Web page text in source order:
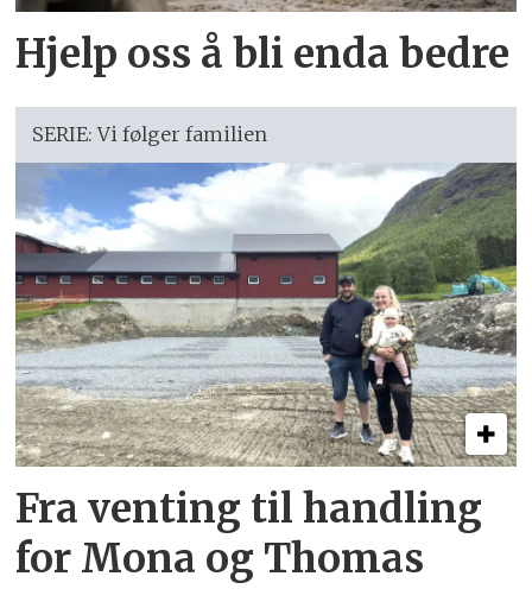
Hjelp oss å bli enda bedre
SERIE: Vi følger familien
Fra venting til handling
for Mona og Thomas